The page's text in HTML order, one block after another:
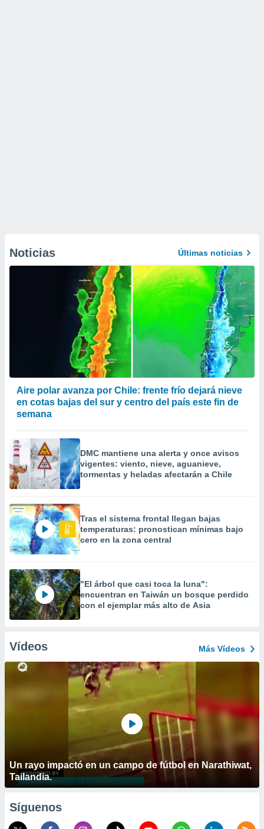
Noticias Últimas noticias
Aire polar avanza por Chile: frente frío dejará nieve
en cotas bajas del sur y centro del país este fin de
semana
DMC mantiene una alerta y once avisos
vigentes: viento, nieve, aguanieve,
tormentas y heladas afectarán a Chile
Tras el sistema frontal llegan bajas
temperaturas: pronostican mínimas bajo
cero en la zona central
"El árbol que casi toca la luna":
encuentran en Taiwán un bosque perdido
con el ejemplar más alto de Asia
Vídeos Más Vídeos
Un rayo impactó en un campo de fútbol en Narathiwat,
Tailandia.
Síguenos